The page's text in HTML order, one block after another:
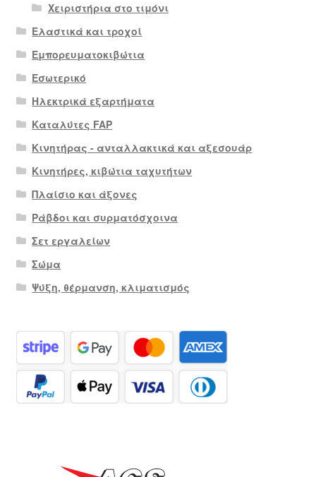
Χειριστήρια στο τιμόνι
Ελαστικά και τροχοί
Εμπορευματοκιβώτια
Εσωτερικό
Ηλεκτρικά εξαρτήματα
Καταλύτες FAP
Κινητήρας - ανταλλακτικά και αξεσουάρ
Κινητήρες, κιβώτια ταχυτήτων
Πλαίσιο και άξονες
Ράβδοι και συρματόσχοινα
Σετ εργαλείων
Σώμα
Ψύξη, θέρμανση, κλιματισμός